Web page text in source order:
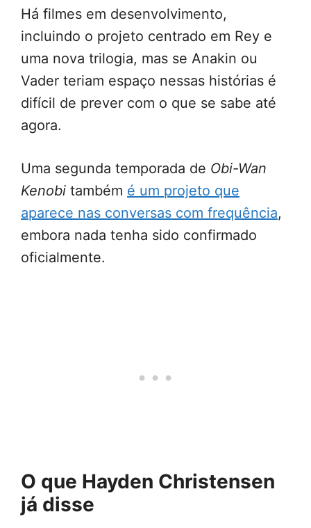
Há filmes em desenvolvimento,
incluindo o projeto centrado em Rey e
uma nova trilogia, mas se Anakin ou
Vader teriam espaço nessas histórias é
difícil de prever com o que se sabe até
agora.
Uma segunda temporada de Obi-Wan
Kenobi também é um projeto que
aparece nas conversas com frequência,
embora nada tenha sido confirmado
oficialmente.
O que Hayden Christensen
já disse